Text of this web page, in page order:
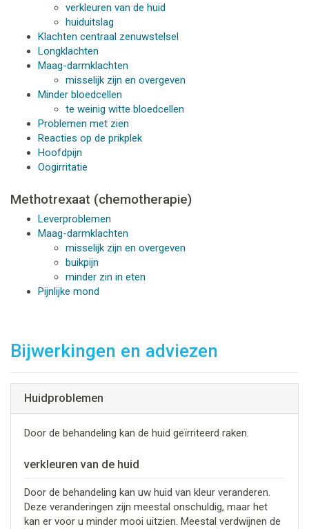
verkleuren van de huid
huiduitslag
Klachten centraal zenuwstelsel
Longklachten
Maag-darmklachten
misselijk zijn en overgeven
Minder bloedcellen
te weinig witte bloedcellen
Problemen met zien
Reacties op de prikplek
Hoofdpijn
Oogirritatie
Methotrexaat (chemotherapie)
Leverproblemen
Maag-darmklachten
misselijk zijn en overgeven
buikpijn
minder zin in eten
Pijnlijke mond
Bijwerkingen en adviezen
Huidproblemen
Door de behandeling kan de huid geïrriteerd raken.
verkleuren van de huid
Door de behandeling kan uw huid van kleur veranderen.
Deze veranderingen zijn meestal onschuldig, maar het
kan er voor u minder mooi uitzien. Meestal verdwijnen de